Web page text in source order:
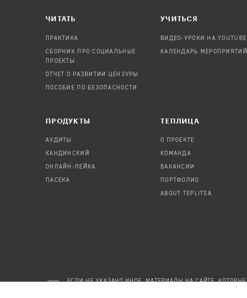
ЧИТАТЬ
ПРАКТИКА
СБОРНИК ПРО СОЦИАЛЬНЫЕ
ПРОЕКТЫ
ОТЧЕТ О РАЗВИТИИ ЦЕНЗУРЫ
ПОСОБИЕ ПО БЕЗОПАСНОСТИ
УЧИТЬСЯ
ВИДЕО-УРОКИ НА YOUTUBE
КАЛЕНДАРЬ МЕРОПРИЯТИЙ
ПРОДУКТЫ
АУДИТЫ
КАНДИНСКИЙ
ОНЛАЙН-ЛЕЙКА
ПАСЕКА
TЕПЛИЦА
О ПРОЕКТЕ
КОМАНДА
ВАКАНСИИ
ПОРТФОЛИО
ABOUT TEPLITSA
ЕСЛИ НЕ УКАЗАНО ИНОЕ, МАТЕРИАЛЫ НА САЙТЕ, КОТОРЫЕ